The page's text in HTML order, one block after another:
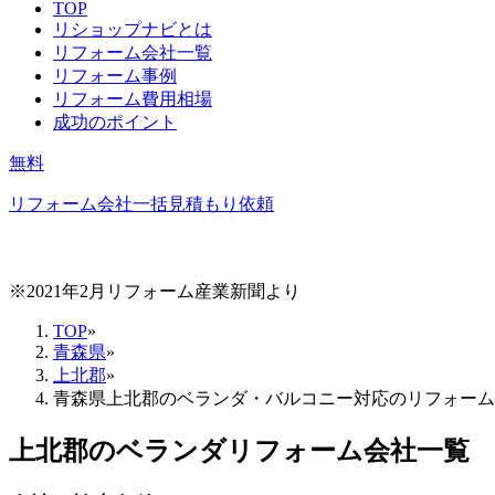
TOP
リショップナビとは
リフォーム会社一覧
リフォーム事例
リフォーム費用相場
成功のポイント
無料
リフォーム会社一括見積もり依頼
※2021年2月リフォーム産業新聞より
TOP»
青森県»
上北郡»
青森県上北郡のベランダ・バルコニー対応のリフォー
上北郡のベランダリフォーム会社一覧